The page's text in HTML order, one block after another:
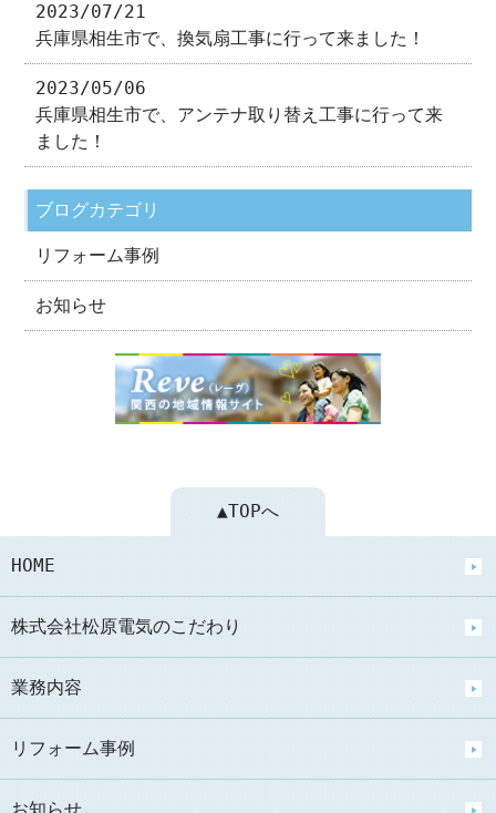
2023/07/21
兵庫県相生市で、換気扇工事に行って来ました！
2023/05/06
兵庫県相生市で、アンテナ取り替え工事に行って来
ました！
ブログカテゴリ
リフォーム事例
お知らせ
▲TOPへ
HOME
株式会社松原電気のこだわり
業務内容
リフォーム事例